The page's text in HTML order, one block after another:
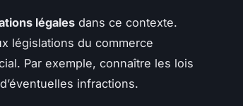
légales dans ce contexte.
législations du commerce
Par exemple, connaître les lois
infractions.